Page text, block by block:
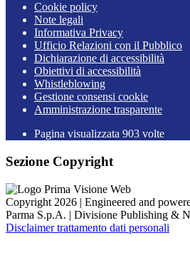
Cookie policy
Note legali
Informativa Privacy
Ufficio Relazioni con il Pubblico
Dichiarazione di accessibilità
Obiettivi di accessibilità
Whistleblowing
Gestione consensi cookie
Amministrazione trasparente
Pagina visualizzata 903 volte
Sezione Copyright
Copyright 2026 | Engineered and
Parma S.p.A. | Divisione Publishing &
Disclaimer trattamento dati personali